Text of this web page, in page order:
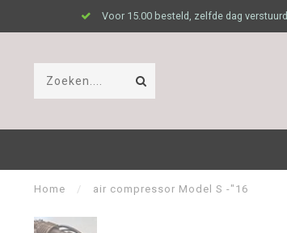
Voor 15.00 besteld, zelfde dag verstuurd
Home / air compressor Model S -"16